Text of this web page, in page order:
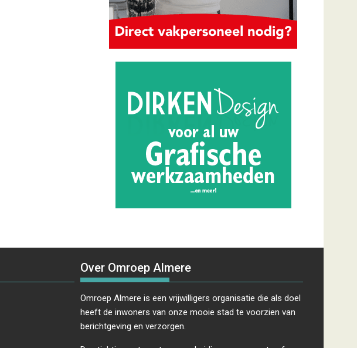
Over Omroep Almere
Omroep Almere is een vrijwilligers organisatie die als doel
heeft de inwoners van onze mooie stad te voorzien van
berichtgeving en verzorgen.